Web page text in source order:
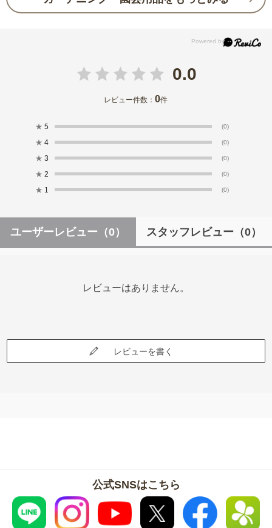
0.0
レビュー件数：0件
★ 5 (0)
★ 4 (0)
★ 3 (0)
★ 2 (0)
★ 1 (0)
ユーザーレビュー （0） スタッフレビュー （0）
レビューはありません。
レビューを書く
公式SNSはこちら